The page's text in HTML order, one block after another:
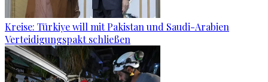
Kreise: Türkiye will mit Pakistan und Saudi-Arabien
Verteidigungspakt schließen